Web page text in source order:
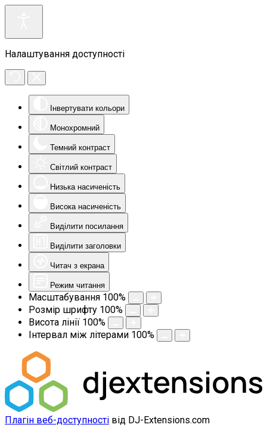
Налаштування доступності
Інвертувати кольори
Монохромний
Темний контраст
Світлий контраст
Низька насиченість
Висока насиченість
Виділити посилання
Виділити заголовки
Читач з екрана
Режим читання
Масштабування 100%
Розмір шрифту 100%
Висота лінії 100%
Інтервал між літерами 100%
Плагін веб-доступності від DJ-Extensions.com